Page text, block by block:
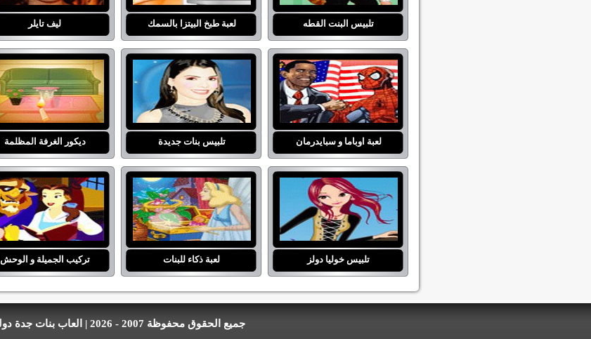
تلبيس البنت القطه لعبة طبخ البيتزا بالسمك ليف تايلر
لعبة اوباما و سبايدرمان تلبيس بنات جديدة ديكور الغرفة المظلمة
تلبيس خوليا دولز لعبة ذكاء للبنات تركيب الجميلة و الوحش
جميع الحقوق محفوظة 2007 - 2026 | العاب بنات جدة دولز